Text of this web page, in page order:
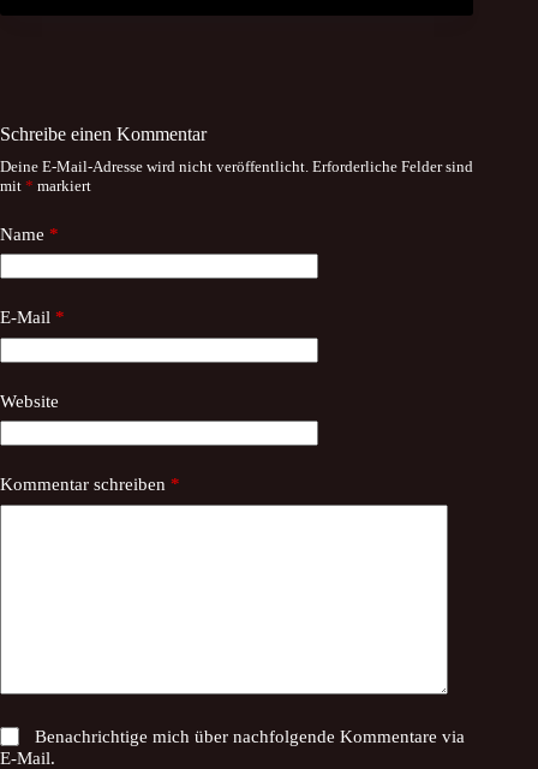
Schreibe einen Kommentar
Deine E-Mail-Adresse wird nicht veröffentlicht. Erforderliche Felder sind
mit * markiert
Name *
E-Mail *
Website
Kommentar schreiben *
Benachrichtige mich über nachfolgende Kommentare via
E-Mail.